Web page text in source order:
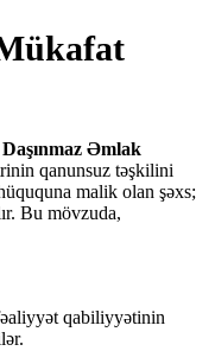
Daşınmaz Əmlak
qanunsuz təşkilini
malik olan şəxs;
Bu mövzuda,
qabiliyyətinin